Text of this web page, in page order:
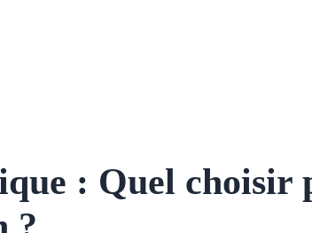
: Quel choisir